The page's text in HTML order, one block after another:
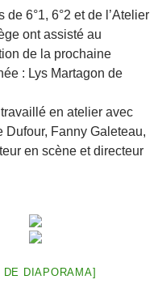
de 6°1, 6°2 et de l’Atelier
ont assisté au
de la prochaine
: Lys Martagon de
en atelier avec
Dufour, Fanny Galeteau,
en scène et directeur
DE DIAPORAMA]